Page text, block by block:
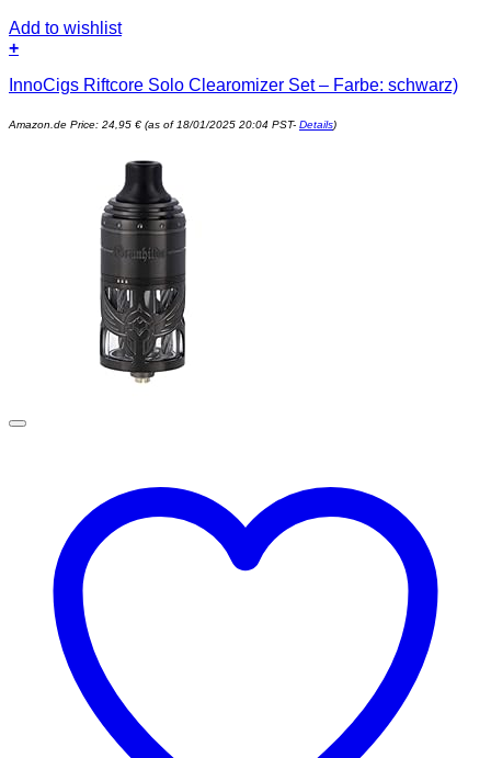
Add to wishlist
+
InnoCigs Riftcore Solo Clearomizer Set – Farbe: schwarz)
Amazon.de Price: 24,95 € (as of 18/01/2025 20:04 PST- Details)